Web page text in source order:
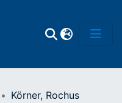
Körner, Rochus